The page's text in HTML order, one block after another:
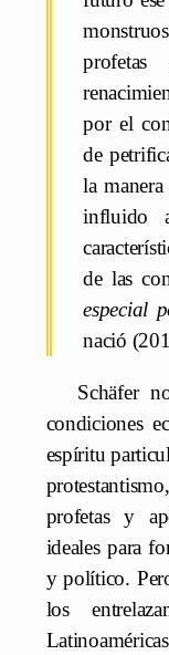
por el
de
la
influido
de las
especial
nació
Schäfer
condiciones
espíritu
profetas y
ideales para
y político.
los